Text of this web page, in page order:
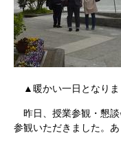
▲暖かい一日となりま
昨日、授業参観・懇談
参観いただきました。あ